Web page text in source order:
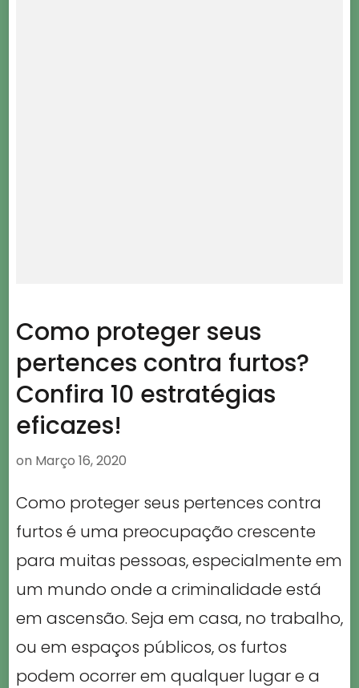
Como proteger seus
pertences contra furtos?
Confira 10 estratégias
eficazes!
on Março 16, 2020
Como proteger seus pertences contra
furtos é uma preocupação crescente
para muitas pessoas, especialmente em
um mundo onde a criminalidade está
em ascensão. Seja em casa, no trabalho,
ou em espaços públicos, os furtos
podem ocorrer em qualquer lugar e a